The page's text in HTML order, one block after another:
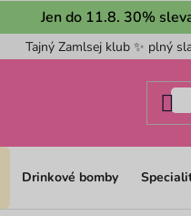
Jen do 11.8. 30%
Tajný Zamlsej klub ✨ plný
Drinkové bomby